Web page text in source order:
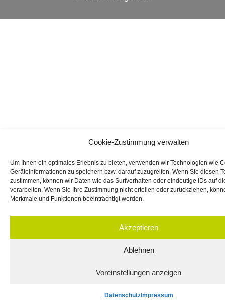
Cookie-Zustimmung verwalten
Um Ihnen ein optimales Erlebnis zu bieten, verwenden wir Technologien wie
Geräteinformationen zu speichern bzw. darauf zuzugreifen. Wenn Sie diesen
zustimmen, können wir Daten wie das Surfverhalten oder eindeutige IDs auf
verarbeiten. Wenn Sie Ihre Zustimmung nicht erteilen oder zurückziehen,
Merkmale und Funktionen beeinträchtigt werden.
Akzeptieren
Ablehnen
Voreinstellungen anzeigen
DatenschutzImpressum